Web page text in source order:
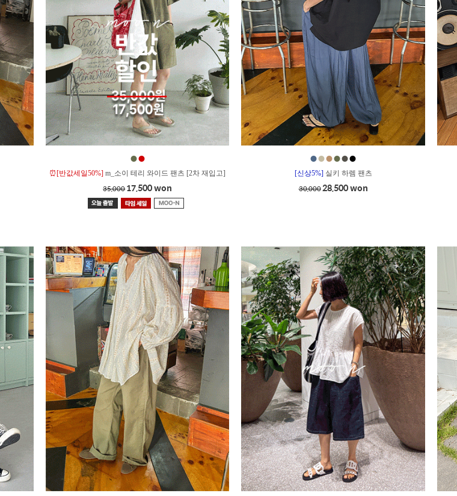
●●
⏰[반값세일50%]m_소이 테리 와이드 팬츠 [2차 재입고]
35,00017,500 won
●●●●●●
[신상5%] 실키 하렘 팬츠
30,00028,500 won